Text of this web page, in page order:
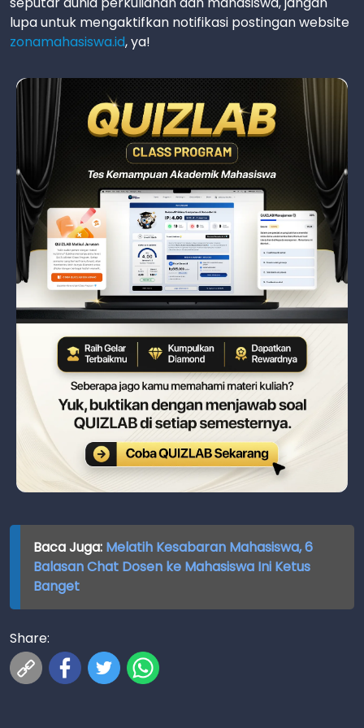
lupa untuk mengaktifkan notifikasi postingan website
zonamahasiswa.id, ya!
Baca Juga: Melatih Kesabaran Mahasiswa, 6
Balasan Chat Dosen ke Mahasiswa Ini Ketus
Banget
Share: